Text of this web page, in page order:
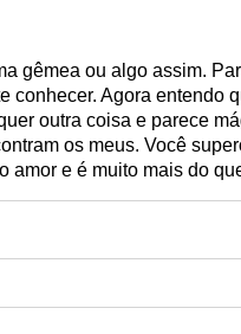
gêmea ou algo assim.
conhecer. Agora entendo
outra coisa e parece
os meus. Você
amor e é muito mais do